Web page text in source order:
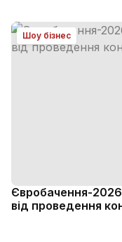
Шоу бізнес
Євробачення-
від проведення